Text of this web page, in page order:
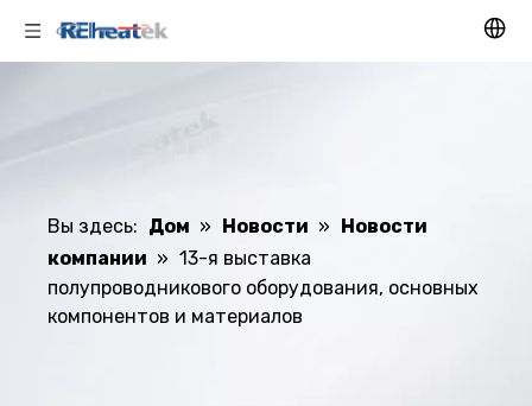
Вы здесь: Дом » Новости » Новости
компании » 13-я выставка
полупроводникового оборудования, основных
компонентов и материалов